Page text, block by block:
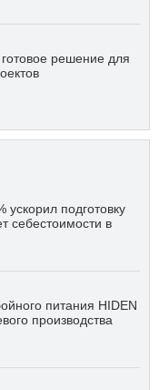
решение для
подготовку
себестоимости в
питания HIDEN
производства